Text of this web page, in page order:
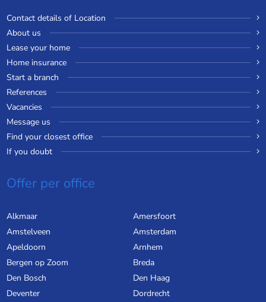
Contact details of Location
About us
Lease your home
Home insurance
Start a branch
References
Vacancies
Message us
Find your closest office
If you doubt
Offer per office
Alkmaar
Amersfoort
Amstelveen
Amsterdam
Apeldoorn
Arnhem
Bergen op Zoom
Breda
Den Bosch
Den Haag
Deventer
Dordrecht